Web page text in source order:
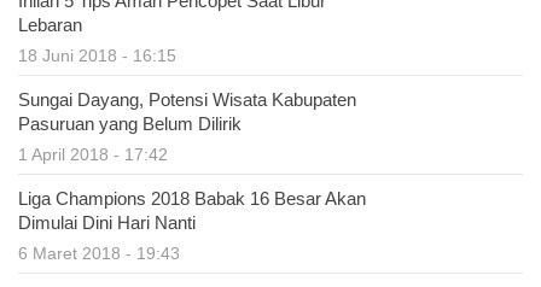
Lebaran
18 Juni 2018 - 16:15
Sungai Dayang, Potensi Wisata Kabupaten
Pasuruan yang Belum Dilirik
1 April 2018 - 17:42
Liga Champions 2018 Babak 16 Besar Akan
Dimulai Dini Hari Nanti
6 Maret 2018 - 19:43